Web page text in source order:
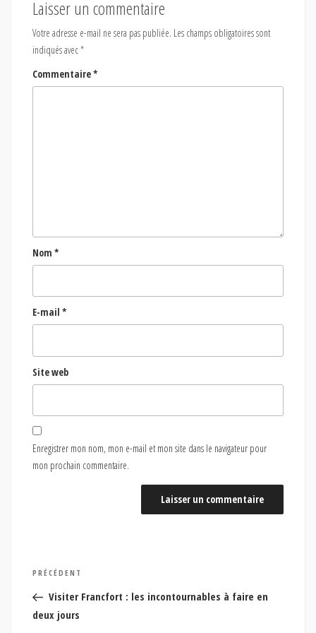
Laisser un commentaire
Votre adresse e-mail ne sera pas publiée. Les champs obligatoires sont
indiqués avec*
Commentaire*
Nom *
E-mail *
Site web
Enregistrer mon nom, mon e-mail et mon site dans le navigateur pour
mon prochain commentaire.
Navigation
de
l’article
Article
précédent
PRÉCÉDENT
Visiter Francfort : les incontournables à faire en
deux jours